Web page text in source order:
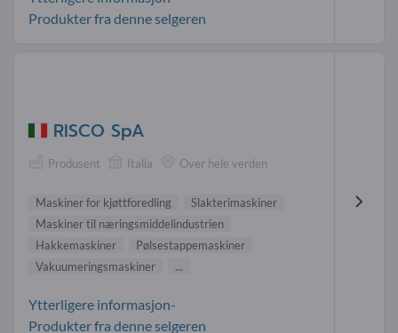
Produkter fra denne selgeren
RISCO SpA
Produsent Italia Over hele verden
Maskiner for kjøttforedling
Slakterimaskiner
Maskiner til næringsmiddelindustrien
Hakkemaskiner
Pølsestappemaskiner
Vakuumeringsmaskiner
...
Ytterligere informasjon-
Produkter fra denne selgeren